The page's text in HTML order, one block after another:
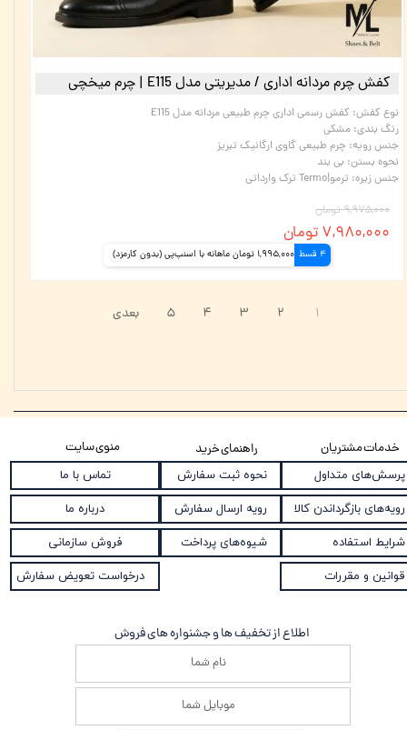
کفش چرم مردانه اداری / مدیریتی مدل E115 | چرم میخچی
نوع کفش: کفش رسمی اداری چرم طبیعی مردانه مدل E115
رنگ بندی: مشکی
جنس رویه: چرم طبیعی گاوی ارگانیک تبریز
نحوه بستن: بی بند
جنس زیره: ترمو|Termo ترک وارداتی
۹,۹۷۵,۰۰۰ تومان
۷,۹۸۰,۰۰۰ تومان
4 قسط 1,995,000 تومان ماهانه با اسنپ‌پی (بدون کارمزد)
۱ ۲ ۳ ۴ ۵ بعدی
راهنمای خرید
نحوه ثبت سفارش
رویه ارسال سفارش
شیوه‌های پرداخت
خدمات مشتریان
پرسش‌های متداول
رویه‌های بازگرداندن کالا
شرایط استفاده
قوانین و مقررات
منوی سایت
تماس با ما
درباره ما
فروش سازمانی
درخواست تعویض سفارش
اطلاع از تخفیف ها و جشنواره های فروش